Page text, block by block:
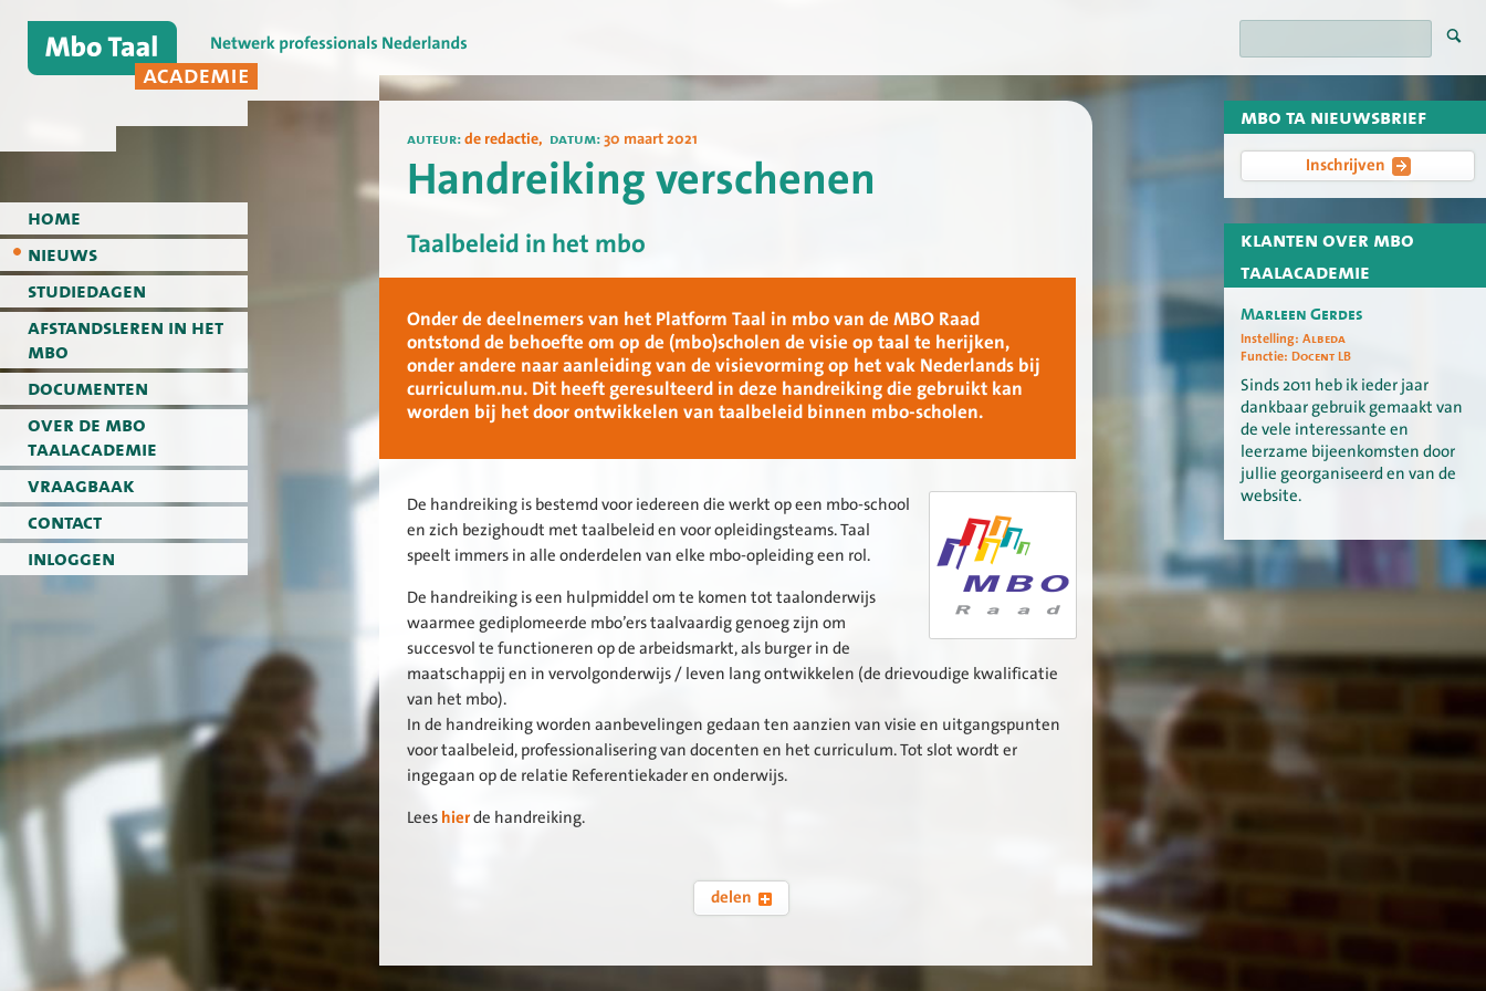
home
nieuws
studiedagen
afstandsleren in het
mbo
documenten
over de mbo
taalacademie
vraagbaak
contact
inloggen
mbo ta nieuwsbrief
Inschrijven
klanten over mbo
taalacademie
Marleen Gerdes
Instelling: Albeda
Functie: Docent LB
Sinds 2011 heb ik ieder jaar
dankbaar gebruik gemaakt van
de vele interessante en
leerzame bijeenkomsten door
jullie georganiseerd en van de
website.
auteur:de redactie, datum:30 maart 2021
Handreiking verschenen
Taalbeleid in het mbo
Onder de deelnemers van het Platform Taal in mbo van de MBO Raad
ontstond de behoefte om op de (mbo)scholen de visie op taal te herijken,
onder andere naar aanleiding van de visievorming op het vak Nederlands bij
curriculum.nu. Dit heeft geresulteerd in deze handreiking die gebruikt kan
worden bij het door ontwikkelen van taalbeleid binnen mbo-scholen.
De handreiking is bestemd voor iedereen die werkt op een mbo-school
en zich bezighoudt met taalbeleid en voor opleidingsteams. Taal
speelt immers in alle onderdelen van elke mbo-opleiding een rol.
De handreiking is een hulpmiddel om te komen tot taalonderwijs
waarmee gediplomeerde mbo’ers taalvaardig genoeg zijn om
succesvol te functioneren op de arbeidsmarkt, als burger in de
maatschappij en in vervolgonderwijs / leven lang ontwikkelen (de drievoudige kwalificatie
van het mbo).
In de handreiking worden aanbevelingen gedaan ten aanzien van visie en uitgangspunten
voor taalbeleid, professionalisering van docenten en het curriculum. Tot slot wordt er
ingegaan op de relatie Referentiekader en onderwijs.
Lees hierde handreiking.
delen